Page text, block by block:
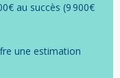
au succès (9 900€
une estimation